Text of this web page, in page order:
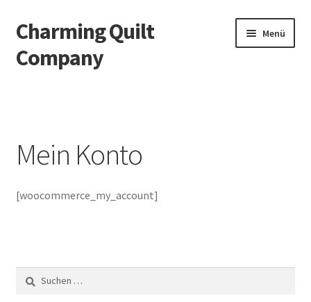
Zur
Navigation
springen
Zum
Inhalt
springen
Charming Quilt
Company
Menü
Blog
Datenschutzbelehrung
Impressum
Mein Konto
[woocommerce_my_account]
nach: